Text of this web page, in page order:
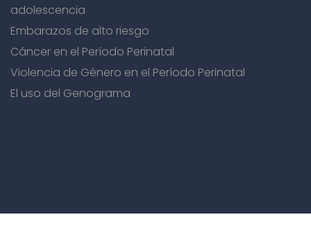
adolescencia
Embarazos de alto riesgo
Cáncer en el Período Perinatal
Violencia de Género en el Período Perinatal
El uso del Genograma